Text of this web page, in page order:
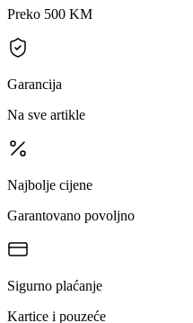
Preko 500 KM
Garancija
Na sve artikle
Najbolje cijene
Garantovano povoljno
Sigurno plaćanje
Kartice i pouzeće